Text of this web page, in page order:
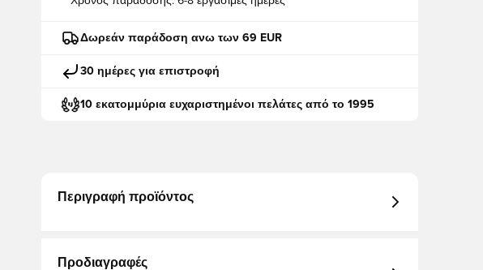
Δωρεάν παράδοση ανω των 69 EUR
30 ημέρες για επιστροφή
10 εκατομμύρια ευχαριστημένοι πελάτες από το 1995
Περιγραφή προϊόντος
Προδιαγραφές